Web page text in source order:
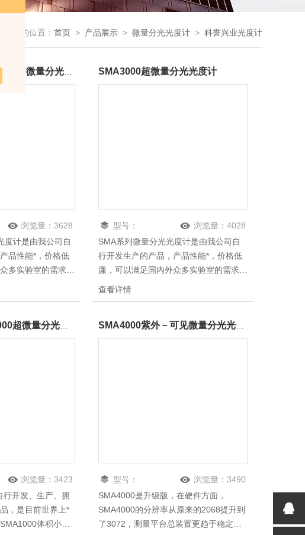
您现在的位置： 首页 > 产品展示 > 微量分光光度计 > 科誉兴业光度计
浏览量：3628
度计是由我公司自
品性能*，价格低
多实验室的需求，
装置更趋于稳定
KYXY-4000增加
SMA3000超微量分光光度计
型号： 浏览量： 4028
SMA系列微量分光光度计是由我公司自
行开发生产的产品，产品性能*，价格低
廉，可以满足国内外众多实验室的需求，
SMA3000超微量分光光度计是一款新型
常规全波长扫描等,是SMA1000升级版，
在硬件方面，SMA3000的分辨率为2068
查看详情
浏览量：3423
行开发、生产、拥
，是目前世界上*
体积小、
SMA4000紫外－可见微量分光光度计，微量分光光度计，分光光度计技术参数
型号：
SMA4000
浏览量： 3490
SMA4000是升级版，在硬件方面，
SMA4000的分辨率从原来的2068提升到
了3072，测量平台总装置更趋于稳定和